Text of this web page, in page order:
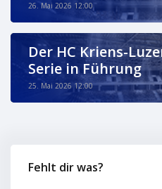
26. Mai 2026 12:00
Der HC Kriens-
Serie in Führung
25. Mai 2026 12:00
Fehlt dir was?